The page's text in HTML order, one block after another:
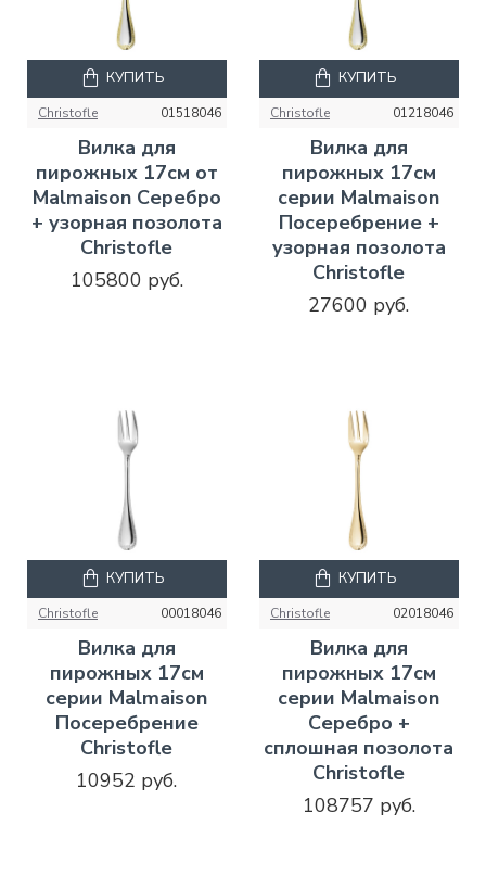
Christofle 01518046
Вилка для
пирожных 17см от
Malmaison Серебро
+ узорная позолота
Christofle
105800 руб.
КУПИТЬ
Christofle 01218046
Вилка для
пирожных 17см
серии Malmaison
Посеребрение +
узорная позолота
Christofle
27600 руб.
КУПИТЬ
Christofle 00018046
Вилка для
пирожных 17см
серии Malmaison
Посеребрение
Christofle
10952 руб.
КУПИТЬ
Christofle 02018046
Вилка для
пирожных 17см
серии Malmaison
Серебро +
сплошная позолота
Christofle
108757 руб.
КУПИТЬ